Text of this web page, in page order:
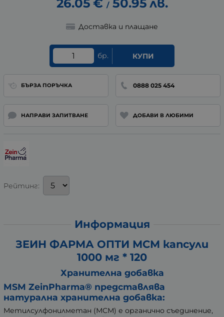
26.05 € / 50.95 лв.
Доставка и плащане
бр. КУПИ
БЪРЗА ПОРЪЧКА 0888 025 454
НАПРАВИ ЗАПИТВАНЕ ДОБАВИ В ЛЮБИМИ
Рейтинг:
Информация
ЗЕИН ФАРМА ОПТИ МСМ капсули
1000 мг * 120
Хранителна добавка
MSM ZeinPharma® представлява
натурална хранителна добавка:
Метилсулфонилметан (МСМ) е органично съединение,